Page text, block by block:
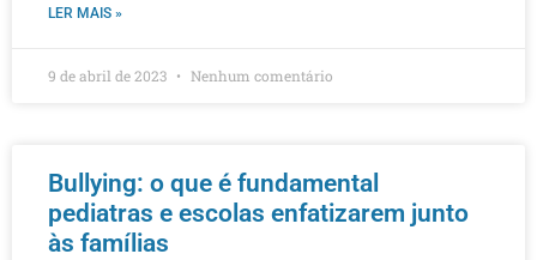
LER MAIS »
9 de abril de 2023 Nenhum comentário
Bullying: o que é fundamental
pediatras e escolas enfatizarem junto
às famílias